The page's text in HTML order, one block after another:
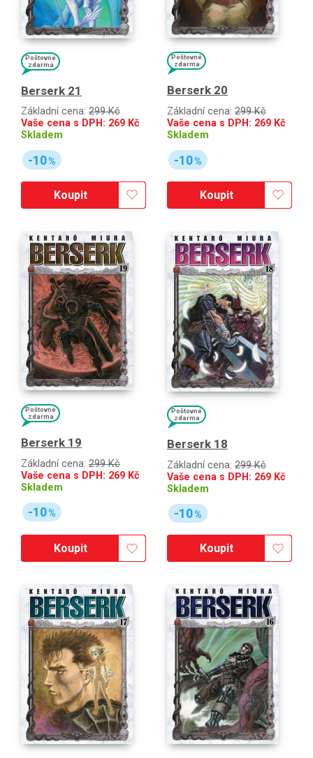
Poštovné
zdarma
Berserk 21
Základní cena: 299 Kč
Vaše cena s DPH: 269 Kč
Skladem
-10%
Koupit
Poštovné
zdarma
Berserk 20
Základní cena: 299 Kč
Vaše cena s DPH: 269 Kč
Skladem
-10%
Koupit
Poštovné
zdarma
Berserk 19
Základní cena: 299 Kč
Vaše cena s DPH: 269 Kč
Skladem
-10%
Koupit
Poštovné
zdarma
Berserk 18
Základní cena: 299 Kč
Vaše cena s DPH: 269 Kč
Skladem
-10%
Koupit